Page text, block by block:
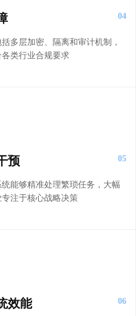
04
多层加密、隔离和审计机制，
类行业合规要求
05
预
能够精准处理繁琐任务，大幅
注于核心战略决策
06
效能